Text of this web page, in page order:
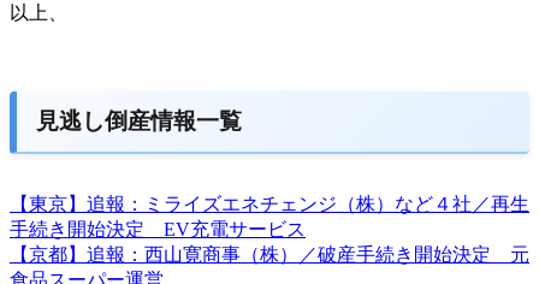
以上、
見逃し倒産情報一覧
【東京】追報：ミライズエネチェンジ（株）など４社／再生
手続き開始決定 EV充電サービス
【京都】追報：西山寛商事（株）／破産手続き開始決定 元
食品スーパー運営